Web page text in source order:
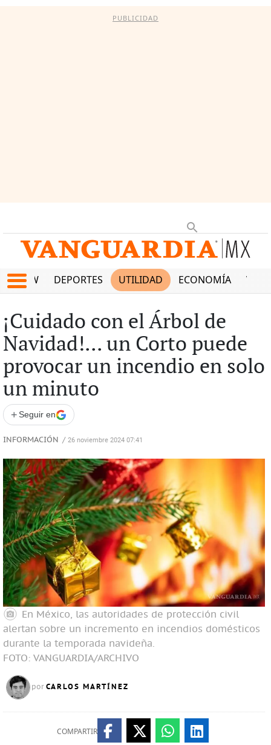
PUBLICIDAD
SHOW DEPORTES UTILIDAD ECONOMÍA VIDA
¡Cuidado con el Árbol de
Navidad!... un Corto puede
provocar un incendio en solo
un minuto
+ Seguir en
INFORMACIÓN / 26 noviembre 2024 07:41
En México, las autoridades de protección civil
alertan sobre un incremento en incendios domésticos
durante la temporada navideña.
FOTO: VANGUARDIA/ARCHIVO
por CARLOS MARTÍNEZ
COMPARTIR